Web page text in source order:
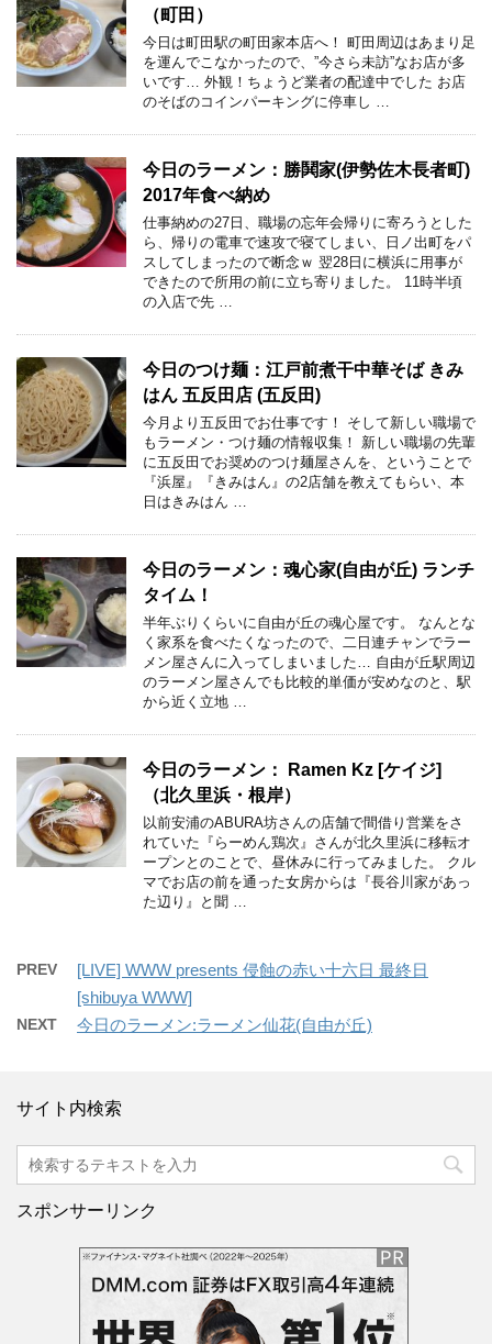
（町田）
今日は町田駅の町田家本店へ！ 町田周辺はあまり足
を運んでこなかったので、”今さら未訪”なお店が多
いです… 外観！ちょうど業者の配達中でした お店
のそばのコインパーキングに停車し …
今日のラーメン：勝鬨家(伊勢佐木長者町)
2017年食べ納め
仕事納めの27日、職場の忘年会帰りに寄ろうとした
ら、帰りの電車で速攻で寝てしまい、日ノ出町をパ
スしてしまったので断念ｗ 翌28日に横浜に用事が
できたので所用の前に立ち寄りました。 11時半頃
の入店で先 …
今日のつけ麺：江戸前煮干中華そば きみ
はん 五反田店 (五反田)
今月より五反田でお仕事です！ そして新しい職場で
もラーメン・つけ麺の情報収集！ 新しい職場の先輩
に五反田でお奨めのつけ麺屋さんを、ということで
『浜屋』『きみはん』の2店舗を教えてもらい、本
日はきみはん …
今日のラーメン：魂心家(自由が丘) ランチ
タイム！
半年ぶりくらいに自由が丘の魂心屋です。 なんとな
く家系を食べたくなったので、二日連チャンでラー
メン屋さんに入ってしまいました… 自由が丘駅周辺
のラーメン屋さんでも比較的単価が安めなのと、駅
から近く立地 …
今日のラーメン： Ramen Kz [ケイジ]
（北久里浜・根岸）
以前安浦のABURA坊さんの店舗で間借り営業をさ
れていた『らーめん鶏次』さんが北久里浜に移転オ
ープンとのことで、昼休みに行ってみました。 クル
マでお店の前を通った女房からは『長谷川家があっ
た辺り』と聞 …
PREV
[LIVE] WWW presents 侵蝕の赤い十六日 最終日
[shibuya WWW]
NEXT 今日のラーメン:ラーメン仙花(自由が丘)
サイト内検索
スポンサーリンク